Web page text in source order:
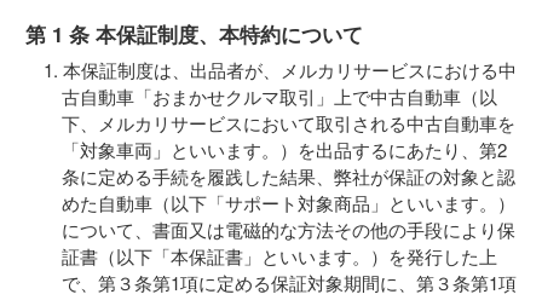
第 1 条 本保証制度、本特約について
本保証制度は、出品者が、メルカリサービスにおける中
古自動車「おまかせクルマ取引」上で中古自動車（以
下、メルカリサービスにおいて取引される中古自動車を
「対象車両」といいます。）を出品するにあたり、第2
条に定める手続を履践した結果、弊社が保証の対象と認
めた自動車（以下「サポート対象商品」といいます。）
について、書面又は電磁的な方法その他の手段により保
証書（以下「本保証書」といいます。）を発行した上
で、第３条第1項に定める保証対象期間に、第３条第1項